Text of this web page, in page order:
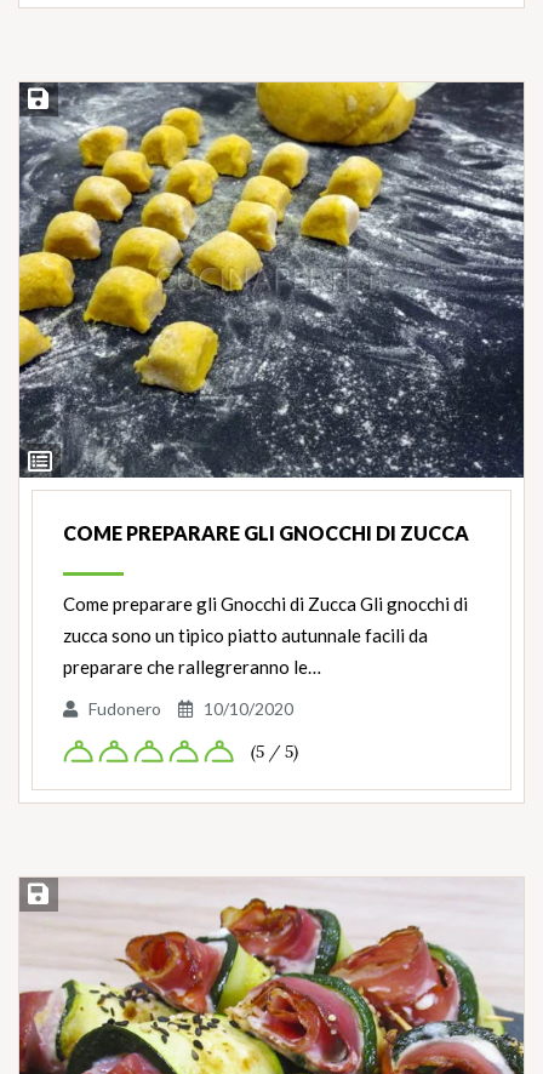
Ingredienti
Salva ricetta
COME PREPARARE GLI GNOCCHI DI ZUCCA
Come preparare gli Gnocchi di Zucca Gli gnocchi di
zucca sono un tipico piatto autunnale facili da
preparare che rallegreranno le…
Fudonero 10/10/2020
(5 / 5)
Salva ricetta